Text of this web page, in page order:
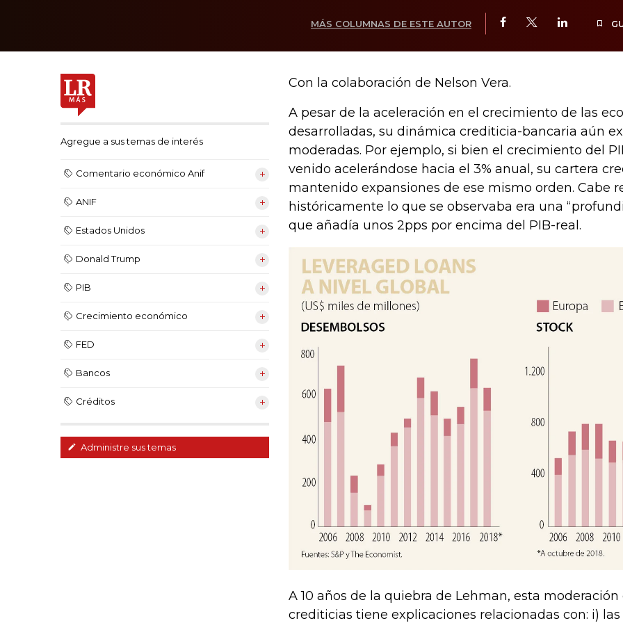
MÁS COLUMNAS DE ESTE AUTOR
Agregue a sus temas de interés
Comentario económico Anif
ANIF
Estados Unidos
Donald Trump
PIB
Crecimiento económico
FED
Bancos
Créditos
Administre sus temas
Con la colaboración de Nelson Vera.
A pesar de la aceleración en el crecimiento de las
desarrolladas, su dinámica crediticia-bancaria aún
moderadas. Por ejemplo, si bien el crecimiento del
venido acelerándose hacia el 3% anual, su cartera
mantenido expansiones de ese mismo orden. Cabe
históricamente lo que se observaba era una
que añadía unos 2pps por encima del PIB-real.
A 10 años de la quiebra de Lehman, esta
crediticias tiene explicaciones relacionadas con: i)